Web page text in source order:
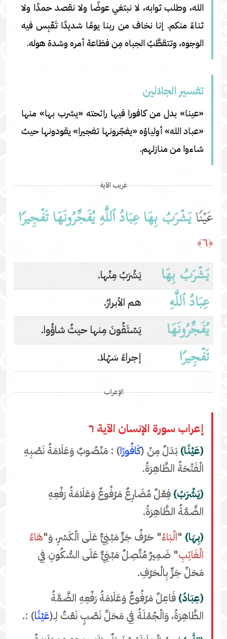
الله، وطلب ثوابه، لا نبتغي عوضًا ولا نقصد حمدًا ولا
ثناءً منكم. إنا نخاف من ربنا يومًا شديدًا تَعْبِس فيه
الوجوه، وتتقطَّبُ الجباه مِن فظاعة أمره وشدة هوله.
تفسير الجلالين
«عينا» بدل من كافورا فيها رائحته «يشرب بها» منها
«عباد الله» أولياؤه «يفجّرونها تفجيرا» يقودونها حيث
شاءوا من منازلهم.
غريب الآية
عَیۡنࣰایَشۡرَبُ بِهَاعِبَادُ ٱللَّهِیُفَجِّرُونَهَاتَفۡجِیرࣰا
﴿٦﴾
یَشۡرَبُ بِهَا يَشْرَبُ مِنْها.
عِبَادُ ٱللَّهِ هم الأبرارُ.
یُفَجِّرُونَهَا يَسْتَقُونَ مِنها حيثُ شاؤُوا.
تَفۡجِیرࣰا إجراءً سَهْلا.
الإعراب
إعراب سورة الإنسان الآية ٦
(عَيْنًا) بَدَلٌ مِنْ (كَافُورًا) : مَنْصُوبٌ وَعَلَامَةُ نَصْبِهِ
الْفَتْحَةُ الظَّاهِرَةُ.
(يَشْرَبُ) فِعْلٌ مُضَارِعٌ مَرْفُوعٌ وَعَلَامَةُ رَفْعِهِ
الضَّمَّةُ الظَّاهِرَةُ.
(بِهَا) "الْبَاءُ" حَرْفُ جَرٍّ مَبْنِيٌّ عَلَى الْكَسْرِ، وَ"هَاءُ
الْغَائِبِ" ضَمِيرٌ مُتَّصِلٌ مَبْنِيٌّ عَلَى السُّكُونِ فِي
مَحَلِّ جَرٍّ بِالْحَرْفِ.
(عِبَادُ) فَاعِلٌ مَرْفُوعٌ وَعَلَامَةُ رَفْعِهِ الضَّمَّةُ
الظَّاهِرَةُ، وَالْجُمْلَةُ فِي مَحَلِّ نَصْبٍ نَعْتٌ لِـ(عَيْنًا) :.